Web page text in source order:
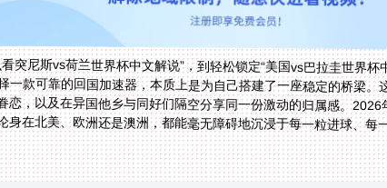
突尼斯vs荷兰世界杯中文解说”，到轻松锁定“美国vs巴拉圭世界
一款可靠的回国加速器，本质上是为自己搭建了一座稳定的桥
恋，以及在异国他乡与同好们隔空分享同一份激动的归属感。
身在北美、欧洲还是澳洲，都能毫无障碍地沉浸于每一粒进球、